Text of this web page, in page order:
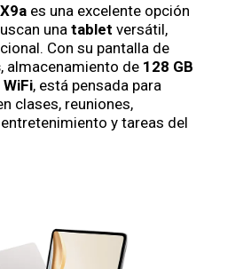
es una excelente opción
una tablet versátil,
Con su pantalla de
, almacenamiento de 128 GB
WiFi, está pensada para
clases, reuniones,
y tareas del